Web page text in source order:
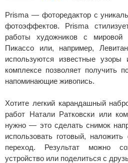
Prisma — фоторедактор с
фотоэффектов. Prisma
работы художников с мировой
Пикассо или, например,
используются известные
комплексе позволяет получить
напоминающие живопись.
Хотите легкий карандашный
работ Натали Ратковски или
нужно — это сделать снимок
использовать готовый,
переход. Результат можно
устройство или поделиться с